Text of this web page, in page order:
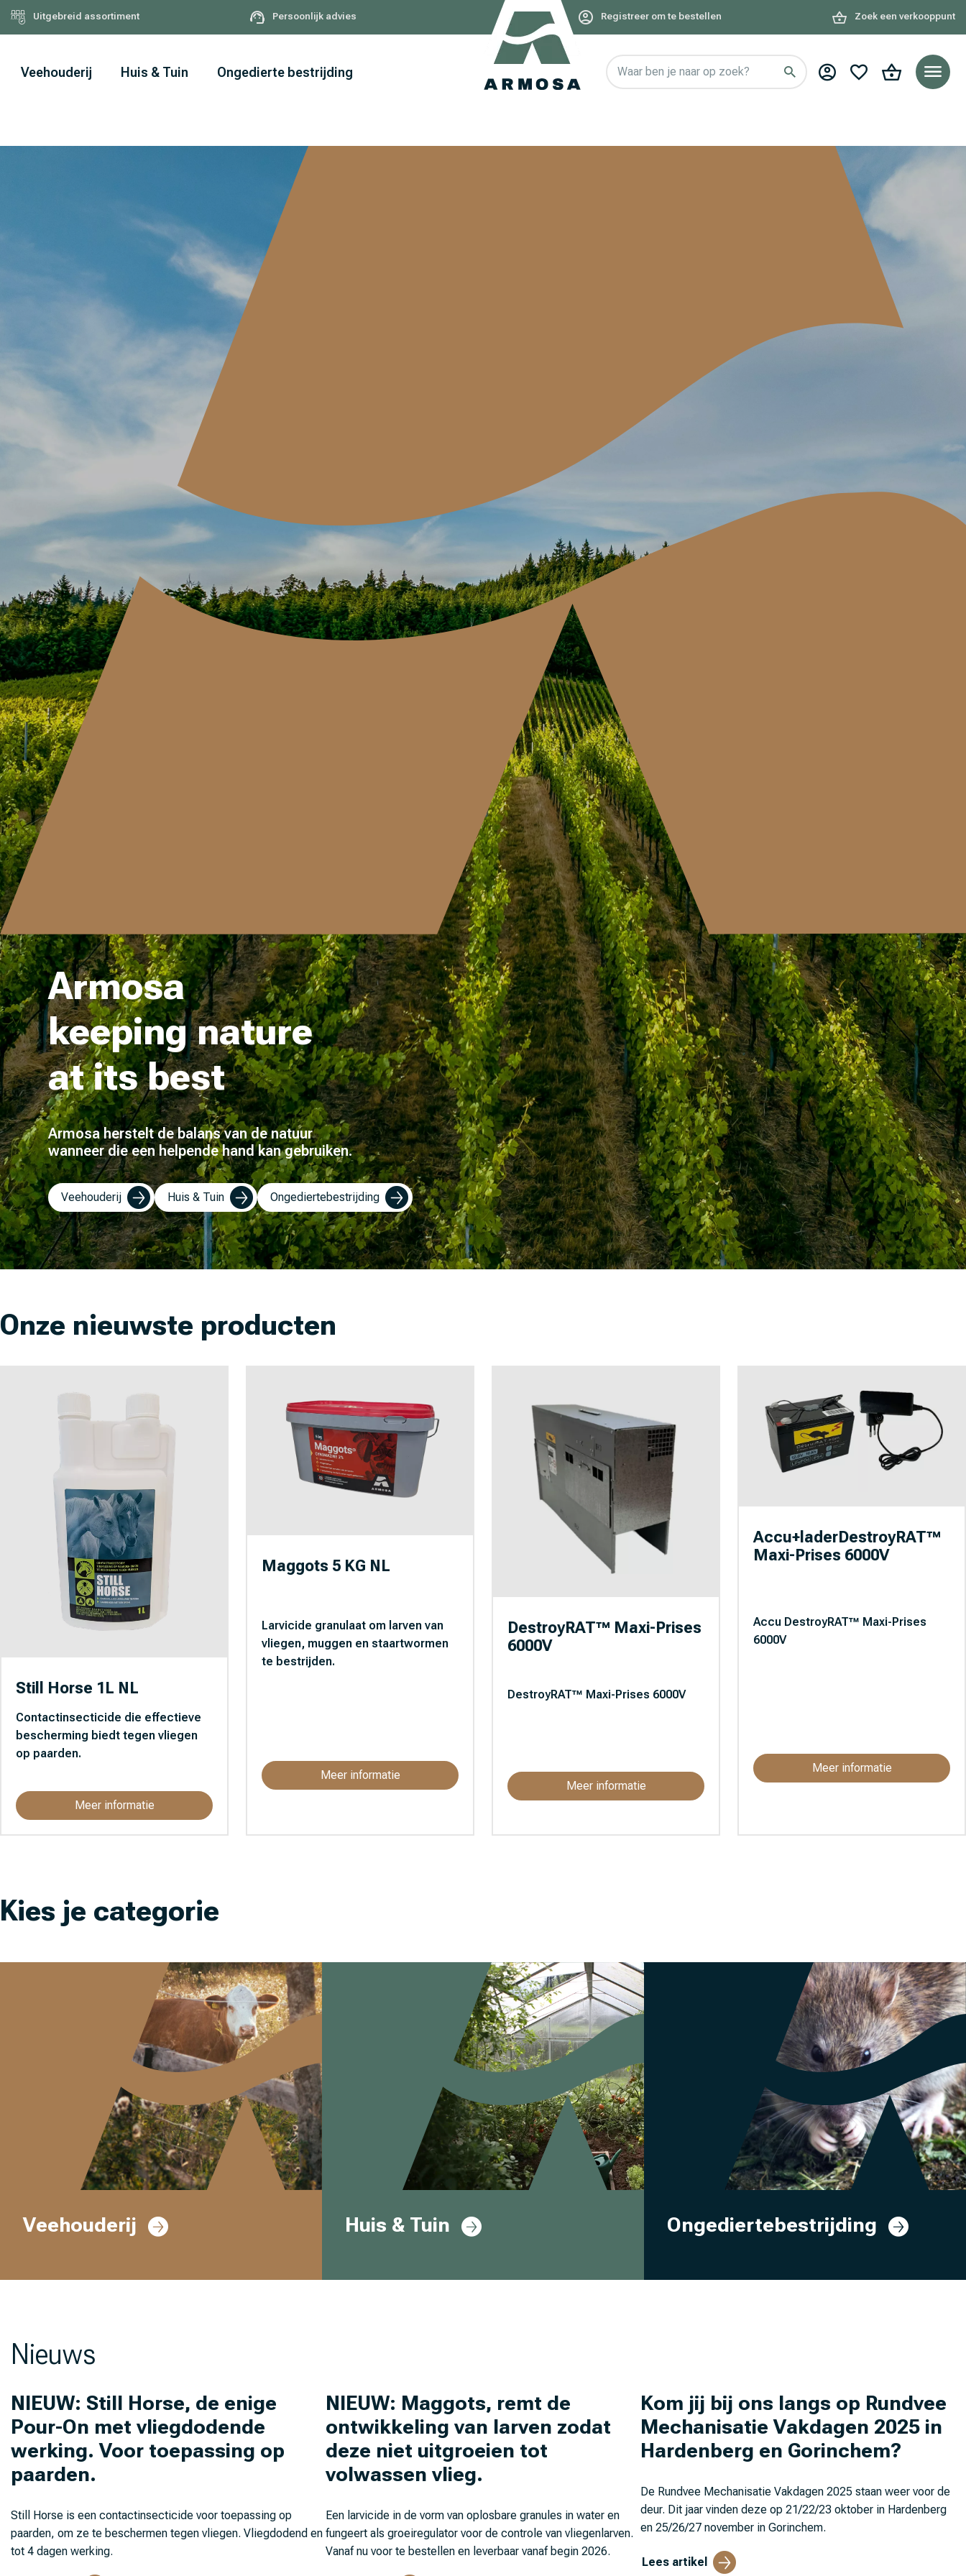
Uitgebreid assortiment Persoonlijk advies Registreer om te bestellen Zoek een verkooppunt
Veehouderij Huis & Tuin Ongedierte bestrijding Waar ben je naar op zoek?
Armosa
keeping nature
at its best
Armosa herstelt de balans van de natuur
wanneer die een helpende hand kan gebruiken.
Veehouderij Huis & Tuin Ongediertebestrijding
Onze nieuwste producten
Still Horse 1L NL
Contactinsecticide die effectieve
bescherming biedt tegen vliegen
op paarden.
Meer informatie
Maggots 5 KG NL
Larvicide granulaat om larven van
vliegen, muggen en staartwormen
te bestrijden.
Meer informatie
DestroyRAT™ Maxi-Prises
6000V
DestroyRAT™ Maxi-Prises 6000V
Meer informatie
Accu+laderDestroyRAT™
Maxi-Prises 6000V
Accu DestroyRAT™ Maxi-Prises
6000V
Meer informatie
Kies je categorie
Veehouderij Huis & Tuin Ongediertebestrijding
Nieuws
NIEUW: Still Horse, de enige
Pour-On met vliegdodende
werking. Voor toepassing op
paarden.
Still Horse is een contactinsecticide voor toepassing op
paarden, om ze te beschermen tegen vliegen. Vliegdodend en
tot 4 dagen werking.
NIEUW: Maggots, remt de
ontwikkeling van larven zodat
deze niet uitgroeien tot
volwassen vlieg.
Een larvicide in de vorm van oplosbare granules in water en
fungeert als groeiregulator voor de controle van vliegenlarven.
Vanaf nu voor te bestellen en leverbaar vanaf begin 2026.
Kom jij bij ons langs op Rundvee
Mechanisatie Vakdagen 2025 in
Hardenberg en Gorinchem?
De Rundvee Mechanisatie Vakdagen 2025 staan weer voor de
deur. Dit jaar vinden deze op 21/22/23 oktober in Hardenberg
en 25/26/27 november in Gorinchem.
Lees artikel